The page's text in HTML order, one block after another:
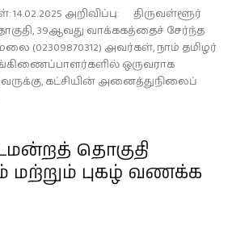
14.02.2025 அறிவிப்பு: திருவள்ளூர்
39ஆவது வாக்ககத்தைச் சேர்ந்த
(02309870312) அவர்கள், நாம் தமிழர்
ஒருவராக
இவருக்கு, கட்சியின் அனைத்துநிலைப்
தொகுதி
மற்றும் புகழ் வணக்க